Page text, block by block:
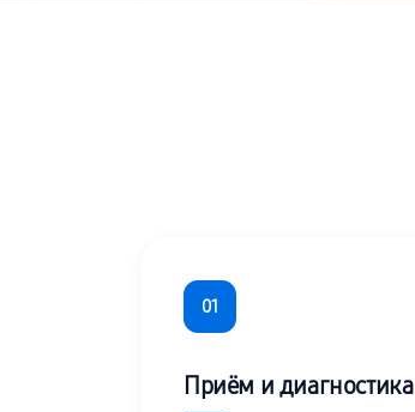
01
Приём и диагностика